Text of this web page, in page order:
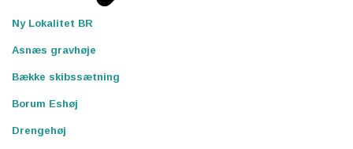
Ny Lokalitet BR
Asnæs gravhøje
Bække skibssætning
Borum Eshøj
Drengehøj